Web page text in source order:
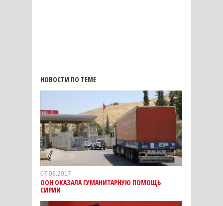
НОВОСТИ ПО ТЕМЕ
07.08.2017
ООН ОКАЗАЛА ГУМАНИТАРНУЮ ПОМОЩЬ
СИРИИ